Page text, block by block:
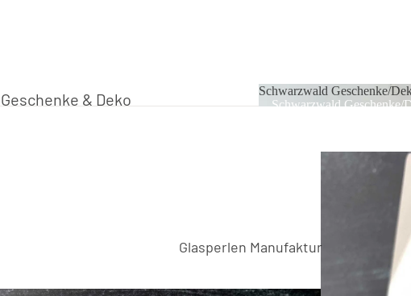
Geschenke & Deko
Schwarzwald Geschenke/
Schwarzwald Geschenke/
Glasperlen Manufaktur